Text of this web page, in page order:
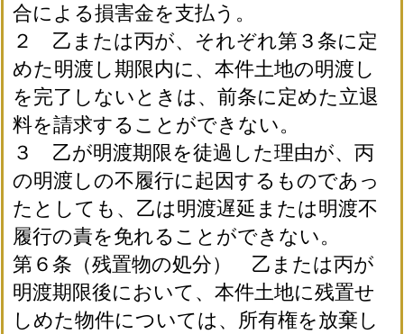
合による損害金を支払う。
２ 乙または丙が、それぞれ第３条に定
めた明渡し期限内に、本件土地の明渡し
を完了しないときは、前条に定めた立退
料を請求することができない。
３ 乙が明渡期限を徒過した理由が、丙
の明渡しの不履行に起因するものであっ
たとしても、乙は明渡遅延または明渡不
履行の責を免れることができない。
第６条（残置物の処分） 乙または丙が
明渡期限後において、本件土地に残置せ
しめた物件については、所有権を放棄し